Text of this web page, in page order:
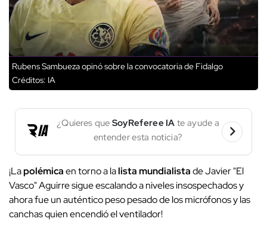
Rubens Sambueza opinó sobre la convocatoria de Fidalgo
Créditos: IA
¿Quieres que SoyReferee IA te ayude a
entender esta noticia?
¡Lapolémicaen torno a lalista mundialistade Javier "El
Vasco" Aguirre sigue escalando a niveles insospechados y
ahora fue un auténtico peso pesado de los micrófonos y las
canchas quien encendió el ventilador!